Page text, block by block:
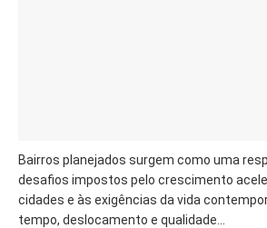
Bairros planejados surgem como uma
desafios impostos pelo crescimento
cidades e às exigências da vida
tempo, deslocamento e qualidade...